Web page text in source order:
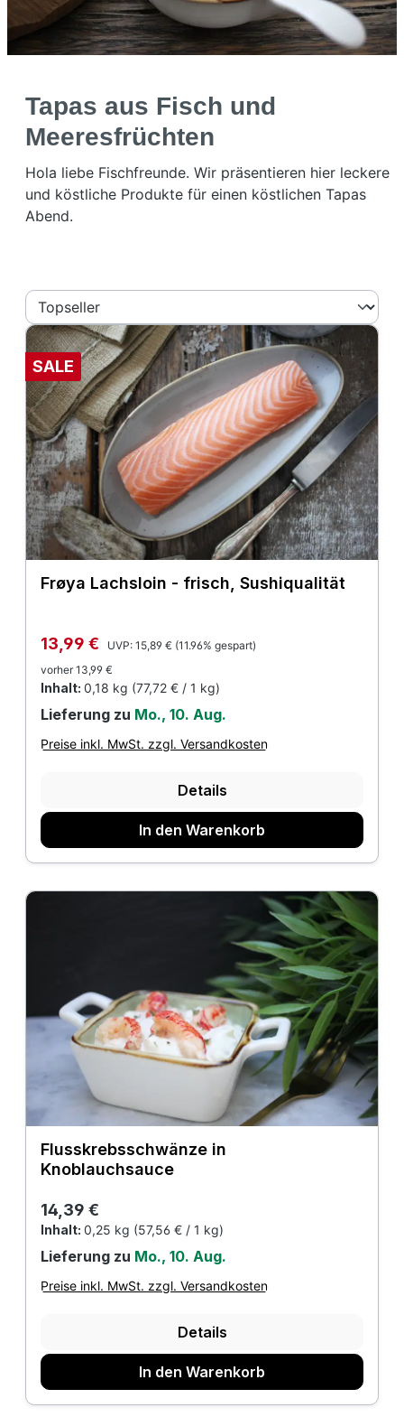
Tapas aus Fisch und
Meeresfrüchten
Hola liebe Fischfreunde. Wir präsentieren hier leckere
und köstliche Produkte für einen köstlichen Tapas
Abend.
SALE
Frøya Lachsloin - frisch, Sushiqualität
Verkaufspreis:
13,99 € UVP: Regulärer Preis:
15,89 € (11.96% gespart)
vorher 13,99 €
Inhalt: 0,18 kg (77,72 € / 1 kg)
Lieferung zu Mo., 10. Aug.
Preise inkl. MwSt. zzgl. Versandkosten
Details
In den Warenkorb
Flusskrebsschwänze in
Knoblauchsauce
Regulärer Preis:
14,39 €
Inhalt: 0,25 kg (57,56 € / 1 kg)
Lieferung zu Mo., 10. Aug.
Preise inkl. MwSt. zzgl. Versandkosten
Details
In den Warenkorb